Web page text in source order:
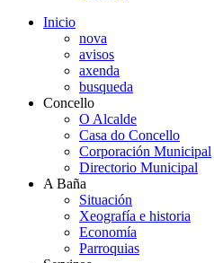
Inicio
nova
avisos
axenda
busqueda
Concello
O Alcalde
Casa do Concello
Corporación Municipal
Directorio Municipal
A Baña
Situación
Xeografía e historia
Economía
Parroquias